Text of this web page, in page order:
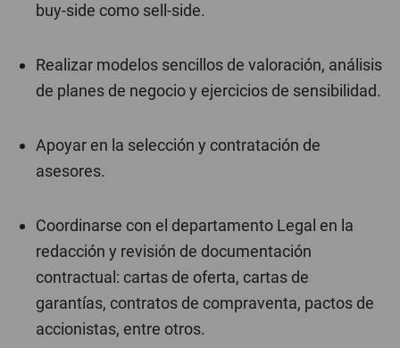
buy-side como sell-side.
Realizar modelos sencillos de valoración, análisis
de planes de negocio y ejercicios de sensibilidad.
Apoyar en la selección y contratación de
asesores.
Coordinarse con el departamento Legal en la
redacción y revisión de documentación
contractual: cartas de oferta, cartas de
garantías, contratos de compraventa, pactos de
accionistas, entre otros.